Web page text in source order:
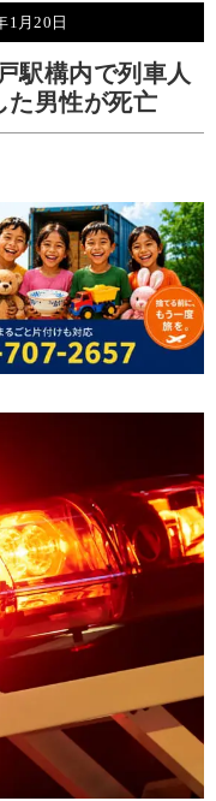
1月20日
駅構内で列車人
た男性が死亡